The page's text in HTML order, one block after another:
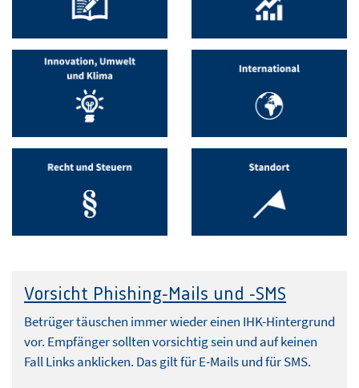
Vorsicht Phishing-Mails und -SMS
Betrüger täuschen immer wieder einen IHK-Hintergrund
vor. Empfänger sollten vorsichtig sein und auf keinen
Fall Links anklicken. Das gilt für E-Mails und für SMS.